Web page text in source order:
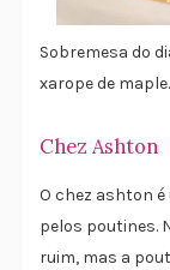
Sobremesa do
xarope de maple.
Chez Ashton
O chez ashton
pelos poutines.
ruim, mas a